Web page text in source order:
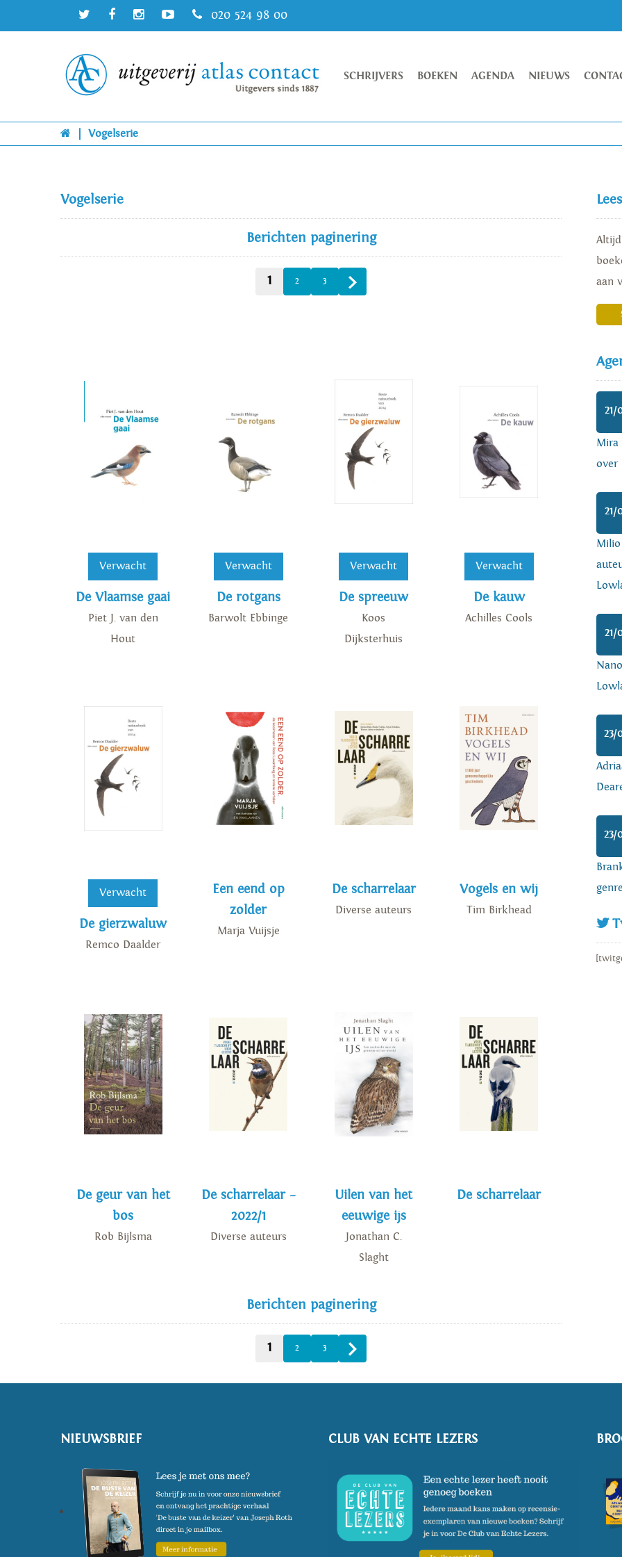
020 524 98 00
SCHRIJVERS BOEKEN AGENDA NIEUWS
Vogelserie
Vogelserie
Berichten paginering
1 2 3
Verwacht
De Vlaamse gaai
Piet J. van den
Hout
Verwacht
De rotgans
Barwolt Ebbinge
Verwacht
De spreeuw
Koos
Dijksterhuis
Verwacht
De kauw
Achilles Cools
Verwacht
De gierzwaluw
Remco Daalder
Een eend op
zolder
Marja Vuijsje
De scharrelaar
Diverse auteurs
Vogels en wij
Tim Birkhead
De geur van het
bos
Rob Bijlsma
De scharrelaar –
2022/1
Diverse auteurs
Uilen van het
eeuwige ijs
Jonathan C.
Slaght
De scharrelaar
Berichten paginering
1 2 3
aan
21/
Mira
over
21/
21/
23/
23/
NIEUWSBRIEF CLUB VAN ECHTE LEZERS